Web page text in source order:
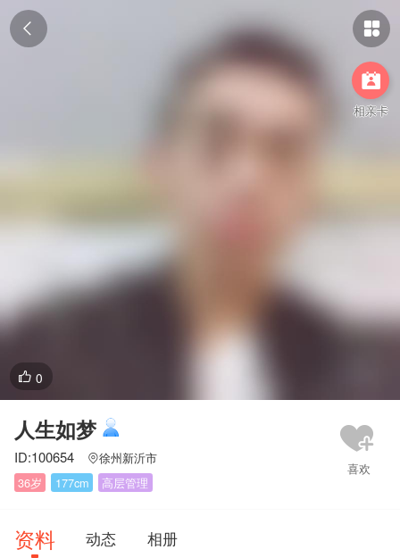
 

相亲卡
 0
人生如梦
ID:100654 徐州新沂市
36岁
177cm 高层管理
资料 动态 相册